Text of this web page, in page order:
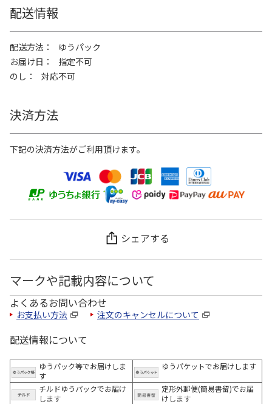
配送情報
配送方法
ゆうパック
お届け日
指定不可
のし
対応不可
決済方法
下記の決済方法がご利用頂けます。
シェアする
マークや記載内容について
よくあるお問い合わせ
お支払い方法 注文のキャンセルについて
配送情報について
ゆうパック等でお届けしま
す
ゆうパケットでお届けします
チルドゆうパックでお届け
します
定形外郵便(簡易書留)でお届
けします